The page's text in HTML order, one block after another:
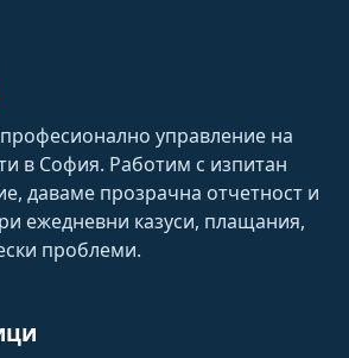
управление на
в София. Работим с изпитан
даваме прозрачна отчетност и
ежедневни казуси, плащания,
проблеми.